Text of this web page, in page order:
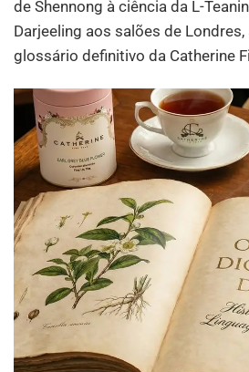
de Shennong à ciência da L-
Darjeeling aos salões de
glossário definitivo da Catherine